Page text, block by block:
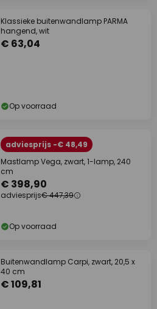
Klassieke buitenwandlamp PARMA
hangend, wit
€ 63,04
Op voorraad
adviesprijs -€ 48,49
Mastlamp Vega, zwart, 1-lamp, 240
cm
€ 398,90
adviesprijs€ 447,39
Op voorraad
Buitenwandlamp Carpi, zwart, 20,5 x
40 cm
€ 109,81